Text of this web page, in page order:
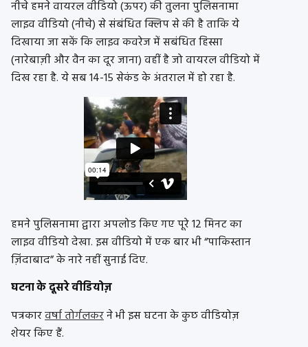
नीचे हमने वायरल वीडियो (ऊपर) की तुलना पुलिसनामा
लाइव वीडियो (नीचे) से संबंधित क्लिप से की है ताकि ये
दिखाया जा सकें कि लाइव कवरेज में सबंधित हिस्सा
(नारेबाज़ी और वैन का दूर जाना) वहीं है जो वायरल वीडियो में
दिख रहा है. ये सब 14-15 सेकंड के अंतराल में हो रहा है.
हमने पुलिसनामा द्वारा अपलोड किए गए पूरे 12 मिनट का
लाइव वीडियो देखा. इस वीडियो में एक बार भी “पाकिस्तान
ज़िंदाबाद” के नारे नहीं सुनाई दिए.
घटना के दूसरे वीडियोज़
पत्रकारवर्षा तोर्गलकरने भी इस घटना के कुछ वीडियोज़
शेयर किए हैं.